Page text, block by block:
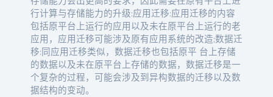
行计算与存储能力的升级:应用迁移:应用迁移的内容
包括原平台上运行的应用以及未在原平台上运行的老
应用，应用迁移可能涉及原有应用系统的改造;数据迁
移:同应用迁移类似，数据迁移也包括原平 台上存储
的数据以及未在原平台上存储的数据，数据迁移是一
个复杂的过程，可能会涉及到异构数据的迁移以及数
据结构的变动。